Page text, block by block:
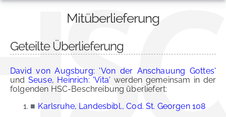
Mitüberlieferung
Geteilte Überlieferung
David von Augsburg: 'Von der Anschauung Gottes'
und Seuse, Heinrich: 'Vita' werden gemeinsam in der
folgenden HSC-Beschreibung überliefert:
■ Karlsruhe, Landesbibl., Cod. St. Georgen 108